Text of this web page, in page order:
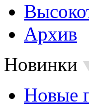
Архив
Новинки
Новые